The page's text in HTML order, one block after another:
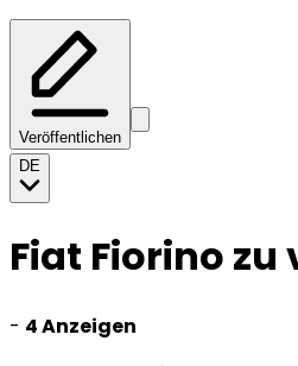
Veröffentlichen
DE
Fiat Fiorino
- 4 Anzeigen